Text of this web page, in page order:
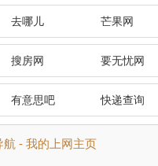
去哪儿 芒果网
搜房网 要无忧网
有意思吧 快递查询
航 - 我的上网主页